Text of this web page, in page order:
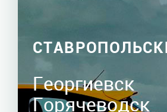
Георгиевск
Горячеводск